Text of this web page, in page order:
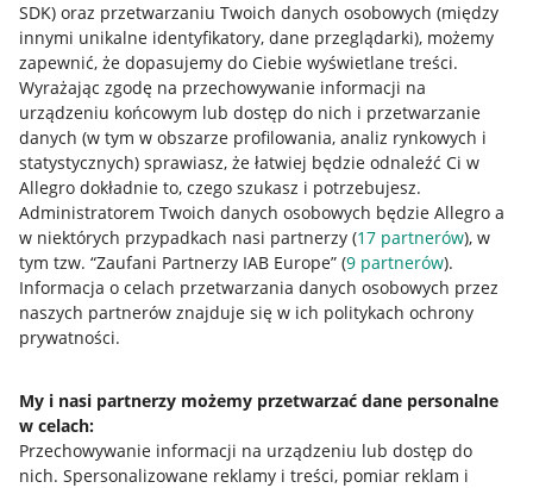
SDK) oraz przetwarzaniu Twoich danych osobowych (między
innymi unikalne identyfikatory, dane przeglądarki), możemy
zapewnić, że dopasujemy do Ciebie wyświetlane treści.
Wyrażając zgodę na przechowywanie informacji na
urządzeniu końcowym lub dostęp do nich i przetwarzanie
danych (w tym w obszarze profilowania, analiz rynkowych i
statystycznych) sprawiasz, że łatwiej będzie odnaleźć Ci w
Allegro dokładnie to, czego szukasz i potrzebujesz.
Administratorem Twoich danych osobowych będzie Allegro a
w niektórych przypadkach nasi partnerzy (17 partnerów), w
tym tzw. “Zaufani Partnerzy IAB Europe” (9 partnerów).
Informacja o celach przetwarzania danych osobowych przez
naszych partnerów znajduje się w ich politykach ochrony
prywatności.
My i nasi partnerzy możemy przetwarzać dane personalne
w celach:
Przechowywanie informacji na urządzeniu lub dostęp do
nich. Spersonalizowane reklamy i treści, pomiar reklam i
Przydatne informacje
Jak to działa
Allegro Gadane dla sprzedających
Allegro Gadane dla kupujących